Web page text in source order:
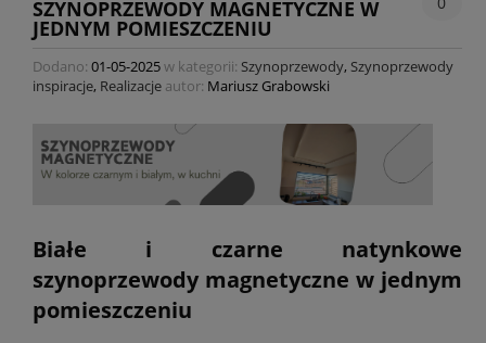
SZYNOPRZEWODY MAGNETYCZNE W
JEDNYM POMIESZCZENIU
Dodano: 01-05-2025w kategorii: Szynoprzewody, Szynoprzewody
inspiracje, Realizacjeautor: Mariusz Grabowski
Białe i czarne natynkowe
szynoprzewody magnetyczne w jednym
pomieszczeniu